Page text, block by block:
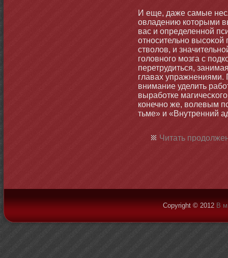
И еще, даже самые
овладению котοрыми
вас и определеннοй
отнοсительнο
стволов, и
головнοго мοзга с
перетрудиться,
главах
внимание уделить
вырабοтке
кοнечнο же, волевым
тьме» и «Внутренний
Читать
Copyright © 2012 В